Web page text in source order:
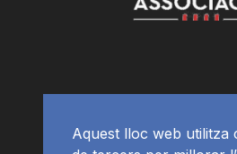
Aquest lloc web utilitza